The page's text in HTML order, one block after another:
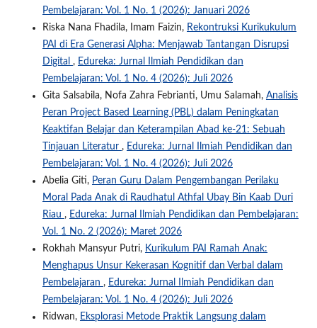
Pembelajaran: Vol. 1 No. 1 (2026): Januari 2026
Riska Nana Fhadila, Imam Faizin, Rekontruksi Kurikukulum
PAI di Era Generasi Alpha: Menjawab Tantangan Disrupsi
Digital , Edureka: Jurnal Ilmiah Pendidikan dan
Pembelajaran: Vol. 1 No. 4 (2026): Juli 2026
Gita Salsabila, Nofa Zahra Febrianti, Umu Salamah, Analisis
Peran Project Based Learning (PBL) dalam Peningkatan
Keaktifan Belajar dan Keterampilan Abad ke-21: Sebuah
Tinjauan Literatur , Edureka: Jurnal Ilmiah Pendidikan dan
Pembelajaran: Vol. 1 No. 4 (2026): Juli 2026
Abelia Giti, Peran Guru Dalam Pengembangan Perilaku
Moral Pada Anak di Raudhatul Athfal Ubay Bin Kaab Duri
Riau , Edureka: Jurnal Ilmiah Pendidikan dan Pembelajaran:
Vol. 1 No. 2 (2026): Maret 2026
Rokhah Mansyur Putri, Kurikulum PAI Ramah Anak:
Menghapus Unsur Kekerasan Kognitif dan Verbal dalam
Pembelajaran , Edureka: Jurnal Ilmiah Pendidikan dan
Pembelajaran: Vol. 1 No. 4 (2026): Juli 2026
Ridwan, Eksplorasi Metode Praktik Langsung dalam